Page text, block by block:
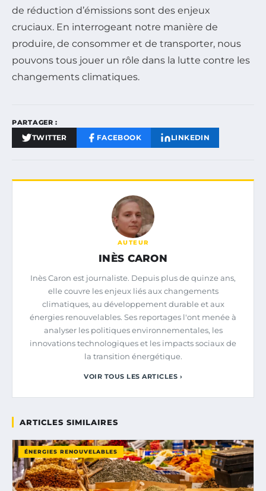
de réduction d’émissions sont des enjeux
cruciaux. En interrogeant notre manière de
produire, de consommer et de transporter, nous
pouvons tous jouer un rôle dans la lutte contre les
changements climatiques.
PARTAGER :
TWITTER FACEBOOK LINKEDIN
AUTEUR
INÈS CARON
Inès Caron est journaliste. Depuis plus de quinze ans,
elle couvre les enjeux liés aux changements
climatiques, au développement durable et aux
énergies renouvelables. Ses reportages l'ont menée à
analyser les politiques environnementales, les
innovations technologiques et les impacts sociaux de
la transition énergétique.
VOIR TOUS LES ARTICLES ›
ARTICLES SIMILAIRES
ÉNERGIES RENOUVELABLES